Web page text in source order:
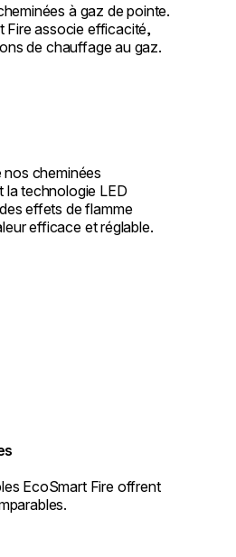
à gaz de pointe.
Fire associe efficacité,
de chauffage au gaz.
nos cheminées
la technologie LED
effets de flamme
efficace et réglable.
EcoSmart Fire offrent